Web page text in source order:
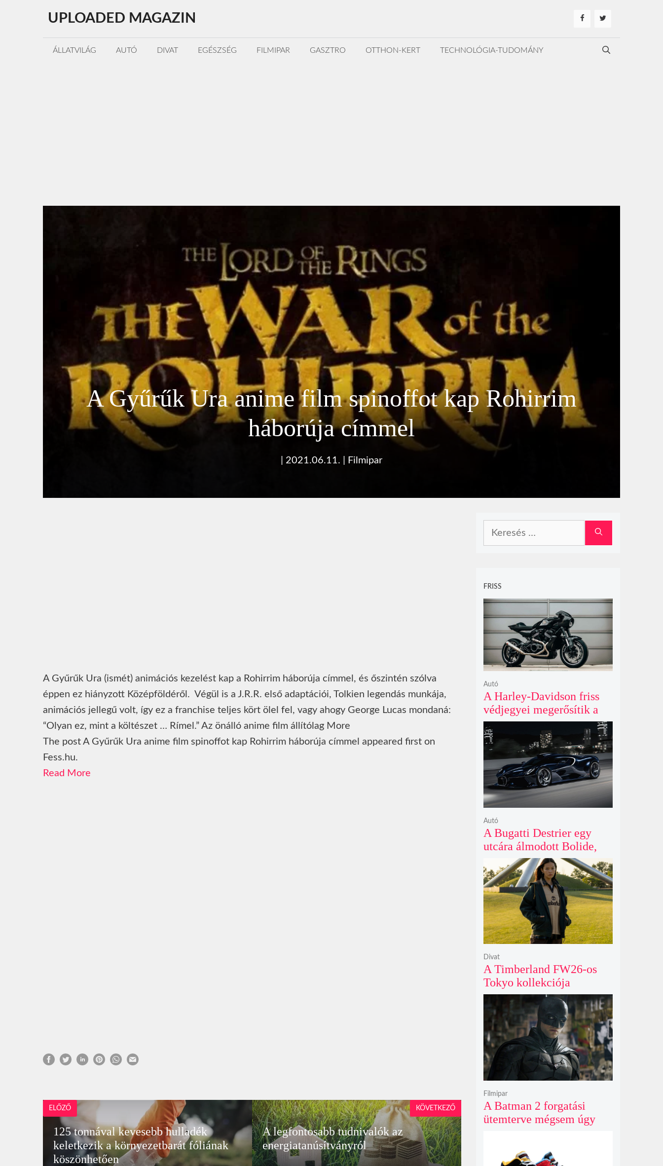
tartalomba
UPLOADED MAGAZIN
ÁLLATVILÁG AUTÓ DIVAT EGÉSZSÉG FILMIPAR GASZTRO OTTHON-KERT TECHNOLÓGIA-TUDOMÁNY
A Gyűrűk Ura anime film spinoffot kap Rohirrim
háborúja címmel
2021.06.11. Filmipar
A Gyűrűk Ura (ismét) animációs kezelést kap a Rohirrim háborúja címmel, és őszintén szólva
éppen ez hiányzott Középföldéről. Végül is a J.R.R. első adaptációi, Tolkien legendás munkája,
animációs jellegű volt, így ez a franchise teljes kört ölel fel, vagy ahogy George Lucas mondaná:
“Olyan ez, mint a költészet … Rímel.” Az önálló anime film állítólag More
The post A Gyűrűk Ura anime film spinoffot kap Rohirrim háborúja címmel appeared first on
Fess.hu.
Read More
ELŐZŐ
125 tonnával kevesebb hulladék
keletkezik a környezetbarát fóliának
köszönhetően
A legfontosabb tudnivalók az
energiatanúsítványról
KÖVETKEZŐ
FRISS
A Harley-Davidson friss
védjegyei megerősítik a
lenyűgöző café racer és
flat tracker szériagyártását
Autó
A Bugatti Destrier egy
utcára álmodott Bolide,
ami a pályaautók
brutalitását öltözteti
egyedi karosszériába
Autó
A Timberland FW26-os
Tokyo kollekciója
flanellel, kordbársonnyal
és bőrrel gondolja újra az
időtlen örökséget
Divat
A Batman 2 forgatási
ütemterve mégsem úgy
Filmipar